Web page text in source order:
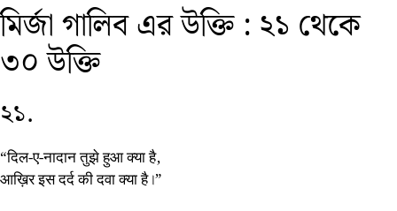
মির্জা গালিব এর উক্তি : ২১ থেকে
৩০ উক্তি
২১.
“दिल-ए-नादान तुझे हुआ क्या है,
आख़िर इस दर्द की दवा क्या है।”